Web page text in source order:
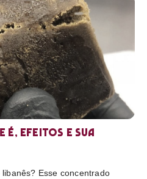
é, efeitos e sua
Esse concentrado